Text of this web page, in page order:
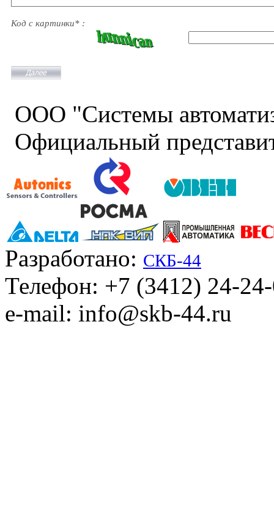
Код с картинки* :
ООО "Системы
Официальный
Разработано: СКБ-44
Телефон: +7 (3412) 24-
e-mail: info@skb-44.ru